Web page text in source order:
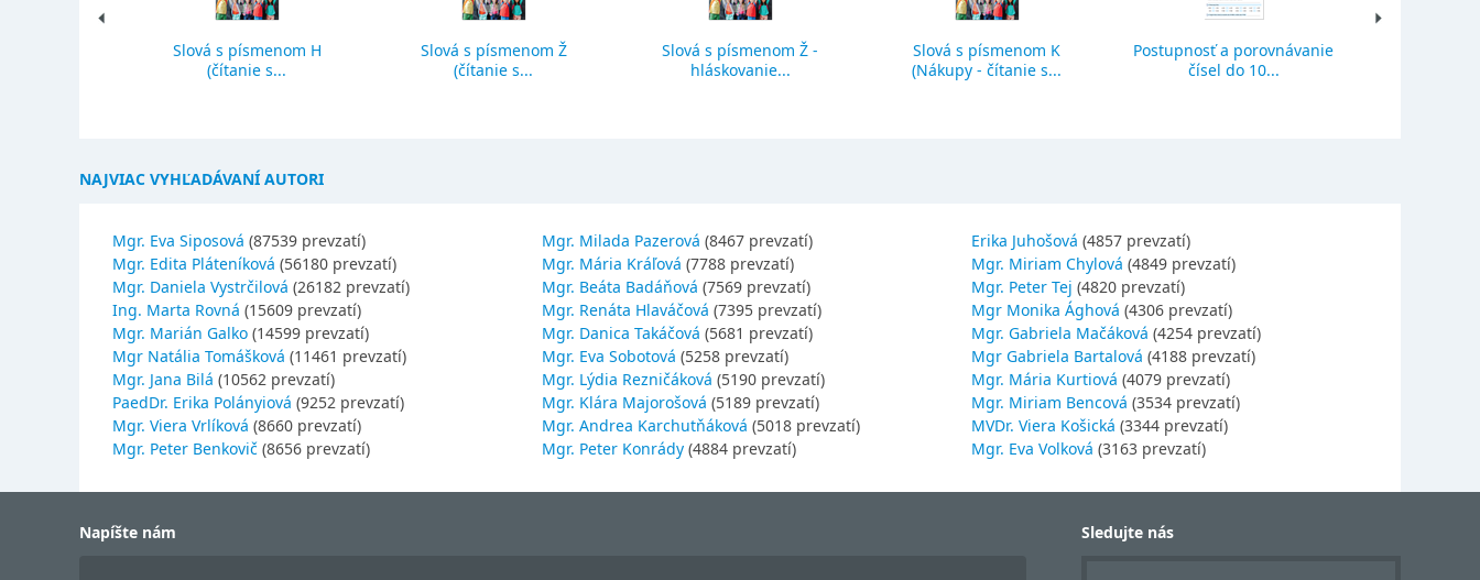
Slová s písmenom H
(čítanie s...
Slová s písmenom Ž
(čítanie s...
Slová s písmenom Ž -
hláskovanie...
Slová s písmenom K
(Nákupy - čítanie s...
Postupnosť a porovnávanie
čísel do 10...
NAJVIAC VYHĽADÁVANÍ AUTORI
Mgr. Eva Siposová (87539 prevzatí)
Mgr. Edita Pláteníková (56180 prevzatí)
Mgr. Daniela Vystrčilová (26182 prevzatí)
Ing. Marta Rovná (15609 prevzatí)
Mgr. Marián Galko (14599 prevzatí)
Mgr Natália Tomášková (11461 prevzatí)
Mgr. Jana Bilá (10562 prevzatí)
PaedDr. Erika Polányiová (9252 prevzatí)
Mgr. Viera Vrlíková (8660 prevzatí)
Mgr. Peter Benkovič (8656 prevzatí)
Mgr. Milada Pazerová (8467 prevzatí)
Mgr. Mária Kráľová (7788 prevzatí)
Mgr. Beáta Badáňová (7569 prevzatí)
Mgr. Renáta Hlaváčová (7395 prevzatí)
Mgr. Danica Takáčová (5681 prevzatí)
Mgr. Eva Sobotová (5258 prevzatí)
Mgr. Lýdia Rezničáková (5190 prevzatí)
Mgr. Klára Majorošová (5189 prevzatí)
Mgr. Andrea Karchutňáková (5018 prevzatí)
Mgr. Peter Konrády (4884 prevzatí)
Erika Juhošová (4857 prevzatí)
Mgr. Miriam Chylová (4849 prevzatí)
Mgr. Peter Tej (4820 prevzatí)
Mgr Monika Ághová (4306 prevzatí)
Mgr. Gabriela Mačáková (4254 prevzatí)
Mgr Gabriela Bartalová (4188 prevzatí)
Mgr. Mária Kurtiová (4079 prevzatí)
Mgr. Miriam Bencová (3534 prevzatí)
MVDr. Viera Košická (3344 prevzatí)
Mgr. Eva Volková (3163 prevzatí)
Napíšte nám Sledujte nás